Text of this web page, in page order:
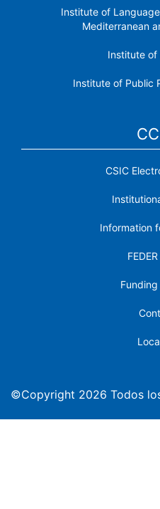
Institute of
Mediterranean
Institute of
Institute of Public
CSIC
Information
©Copyright 2026 Todos